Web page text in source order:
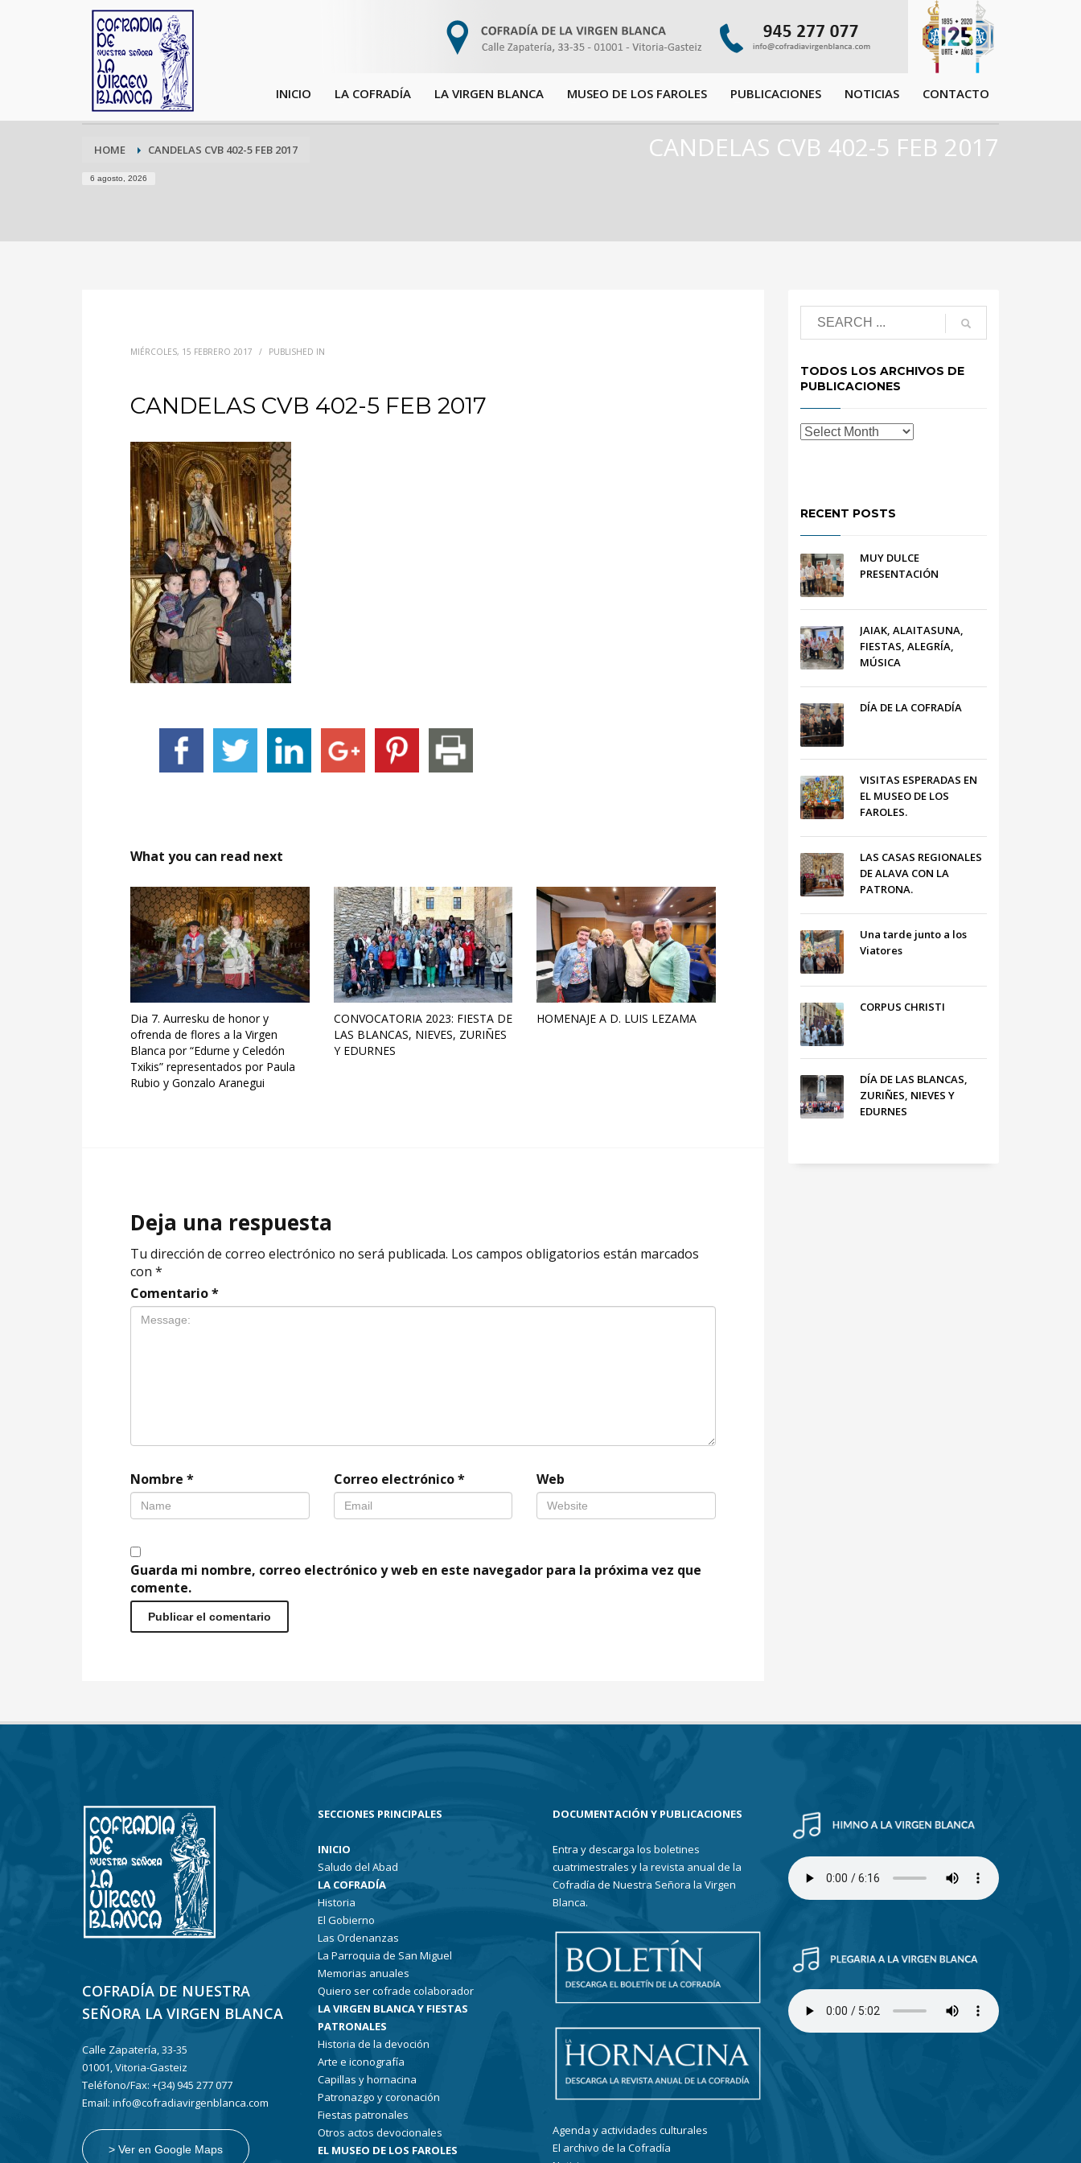
INICIO LA COFRADÍA LA VIRGEN BLANCA MUSEO DE LOS FAROLES PUBLICACIONES NOTICIAS CONTACTO
HOME CANDELAS CVB 402-5 FEB 2017
6 agosto, 2026
CANDELAS CVB 402-5 FEB 2017
MIÉRCOLES, 15 FEBRERO 2017 / PUBLISHED IN
CANDELAS CVB 402-5 FEB 2017
What you can read next
Dia 7. Aurresku de honor y
ofrenda de flores a la Virgen
Blanca por “Edurne y Celedón
Txikis” representados por Paula
Rubio y Gonzalo Aranegui
CONVOCATORIA 2023: FIESTA DE
LAS BLANCAS, NIEVES, ZURIÑES
Y EDURNES
HOMENAJE A D. LUIS LEZAMA
Deja una respuesta
Tu dirección de correo electrónico no será publicada. Los campos obligatorios están marcados
con *
Comentario*
Nombre * Correo electrónico* Web
Guarda mi nombre, correo electrónico y web en este navegador para la próxima vez que
comente.
TODOS LOS ARCHIVOS DE
PUBLICACIONES
RECENT POSTS
MUY DULCE
PRESENTACIÓN
JAIAK, ALAITASUNA,
FIESTAS, ALEGRÍA,
MÚSICA
DÍA DE LA COFRADÍA
VISITAS ESPERADAS EN
EL MUSEO DE LOS
FAROLES.
LAS CASAS REGIONALES
DE ALAVA CON LA
PATRONA.
Una tarde junto a los
Viatores
CORPUS CHRISTI
DÍA DE LAS BLANCAS,
ZURIÑES, NIEVES Y
EDURNES
COFRADÍA DE NUESTRA
SEÑORA LA VIRGEN BLANCA
Calle Zapatería, 33-35
01001, Vitoria-Gasteiz
Teléfono/Fax: +(34) 945 277 077
Email: info@cofradiavirgenblanca.com
> Ver en Google Maps
SECCIONES PRINCIPALES
INICIO
Saludo del Abad
LA COFRADÍA
Historia
El Gobierno
Las Ordenanzas
La Parroquia de San Miguel
Memorias anuales
Quiero ser cofrade colaborador
LA VIRGEN BLANCA Y FIESTAS
PATRONALES
Historia de la devoción
Arte e iconografía
Capillas y hornacina
Patronazgo y coronación
Fiestas patronales
Otros actos devocionales
EL MUSEO DE LOS FAROLES
DOCUMENTACIÓN Y PUBLICACIONES
Entra y descarga los boletines
cuatrimestrales y la revista anual de la
Cofradía de Nuestra Señora la Virgen
Blanca.
Agenda y actividades culturales
El archivo de la Cofradía